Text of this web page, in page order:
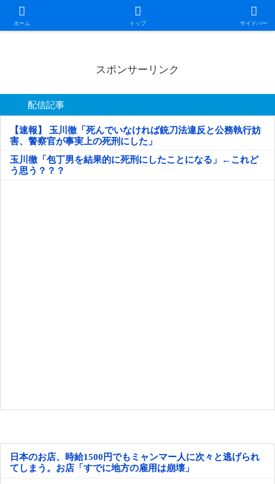
ホーム トップ サイドバー
日本第一！ニュース録
スポンサーリンク
配信記事
【速報】 玉川徹「死んでいなければ銃刀法違反と公務執行妨
害、警察官が事実上の死刑にした」
玉川徹「包丁男を結果的に死刑にしたことになる」←これど
う思う？？？
日本のお店、時給1500円でもミャンマー人に次々と逃げられ
てしまう。お店「すでに地方の雇用は崩壊」